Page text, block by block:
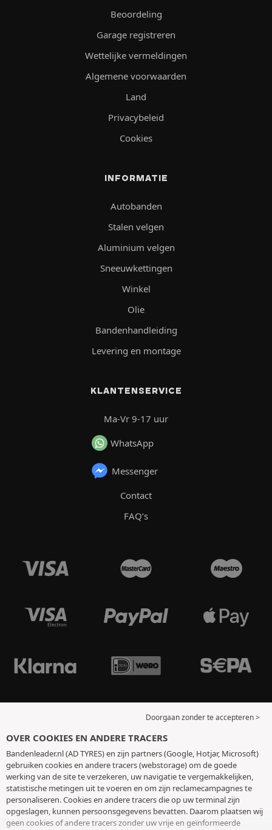
Beoordeling
Garage registreren
Wettelijke vermeldingen
Algemene voorwaarden
Land
Privacybeleid
Cookies
INFORMATIE
Autobanden
Stalen velgen
Aluminium velgen
Sneeuwkettingen
Winkel
Olie
Bandenhandleiding
Levering en montage
KLANTENSERVICE
Ma-Vr 9-17 uur
WhatsApp
Messenger
Contact
FAQ’s
Doorgaan zonder te accepteren >
OVER COOKIES EN ANDERE TRACERS
Bandenleader.nl (AD TYRES) en zijn partners (Google, Hotjar, Microsoft)
gebruiken cookies en andere tracers (webstorage) om de goede
werking van de site te verzekeren, uw navigatie te vergemakkelijken,
statistische metingen uit te voeren en om zijn reclamecampagnes te
personaliseren. Cookies en andere tracers die op uw terminal zijn
opgeslagen, kunnen persoonsgegevens bevatten. Daarom plaatsen wij
geen cookies of andere tracers zonder uw vrije en geïnformeerde